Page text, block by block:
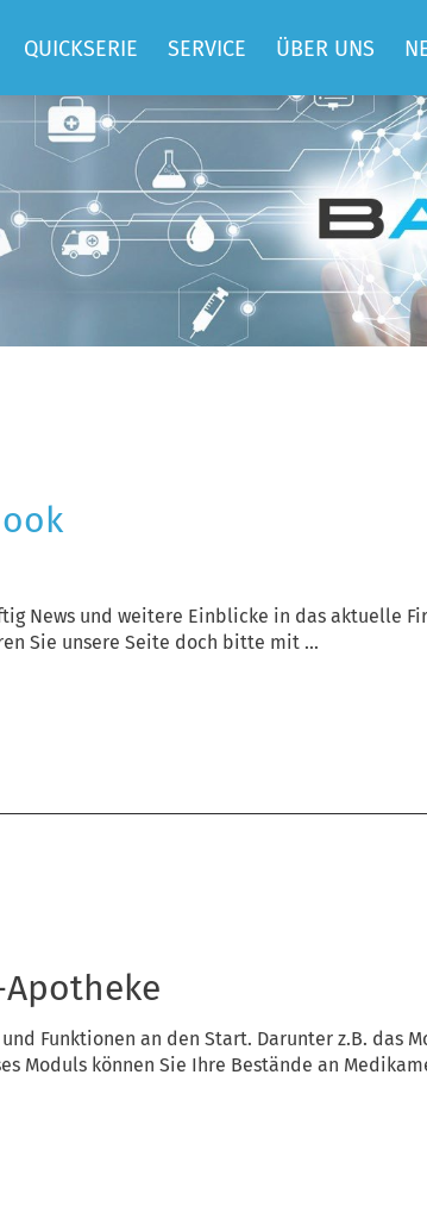
QUICKSERIE
QUICKBEM
SERVICE
BASIS
HOSTING
CONSULTING
ENTWICKLUNG
TRAININGS
ÜBER UNS
JOBS
REFERENZEN
DATEN UND
FAKTEN
SPENDEN UND
MITGLIEDSCHAFT
News und weitere Einblicke in das aktuelle
Sie unsere Seite doch bitte mit ...
Funktionen an den Start. Darunter z.B. das
Moduls können Sie Ihre Bestände an